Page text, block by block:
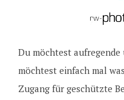
Du möchtest
möchtest einfach mal
Zugang für geschützte